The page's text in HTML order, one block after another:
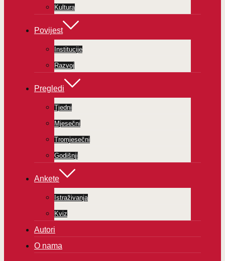
Kultura
Povijest
Institucije
Razvoj
Pregledi
Tjedni
Mjesečni
Tromjesečni
Godišnji
Ankete
Istraživanja
Kviz
Autori
O nama